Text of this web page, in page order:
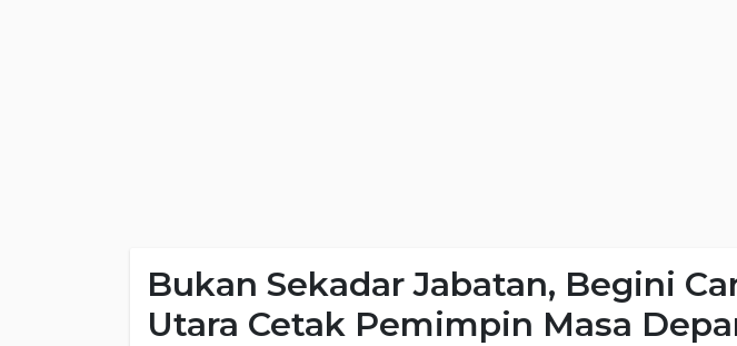
Bukan Sekadar Jabatan, Begini
Utara Cetak Pemimpin Masa